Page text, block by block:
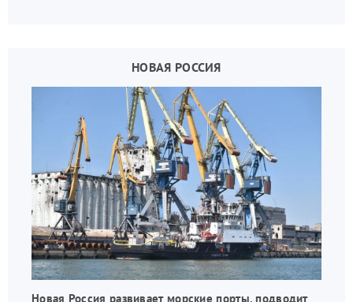
НОВАЯ РОССИЯ
Новая Россия развивает морские порты, подводит